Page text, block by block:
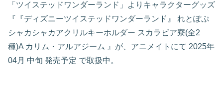
「ツイステッドワンダーランド」よりキャラクターグッズ
『『ディズニーツイステッドワンダーランド』 れとぽぷ
シャカシャカアクリルキーホルダー スカラビア寮(全2
種)A カリム・アルアジーム 』が、アニメイトにて 2025年
04月 中旬 発売予定 で取扱中。